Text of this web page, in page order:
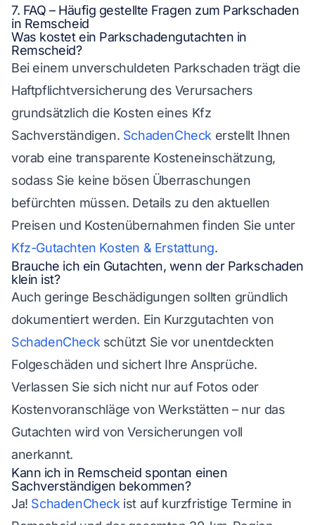
7. FAQ – Häufig gestellte Fragen zum Parkschaden
in Remscheid
Was kostet ein Parkschadengutachten in
Remscheid?
Bei einem unverschuldeten Parkschaden trägt die
Haftpflichtversicherung des Verursachers
grundsätzlich die Kosten eines Kfz
Sachverständigen. SchadenCheck erstellt Ihnen
vorab eine transparente Kosteneinschätzung,
sodass Sie keine bösen Überraschungen
befürchten müssen. Details zu den aktuellen
Preisen und Kostenübernahmen finden Sie unter
Kfz-Gutachten Kosten & Erstattung.
Brauche ich ein Gutachten, wenn der Parkschaden
klein ist?
Auch geringe Beschädigungen sollten gründlich
dokumentiert werden. Ein Kurzgutachten von
SchadenCheck schützt Sie vor unentdeckten
Folgeschäden und sichert Ihre Ansprüche.
Verlassen Sie sich nicht nur auf Fotos oder
Kostenvoranschläge von Werkstätten – nur das
Gutachten wird von Versicherungen voll
anerkannt.
Kann ich in Remscheid spontan einen
Sachverständigen bekommen?
Ja! SchadenCheck ist auf kurzfristige Termine in